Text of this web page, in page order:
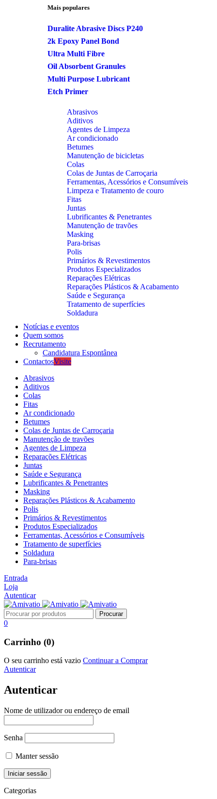
Mais populares
Duralite Abrasive Discs P240
2k Epoxy Panel Bond
Ultra Multi Fibre
Oil Absorbent Granules
Multi Purpose Lubricant
Etch Primer
Abrasivos
Aditivos
Agentes de Limpeza
Ar condicionado
Betumes
Manutenção de bicicletas
Colas
Colas de Juntas de Carroçaria
Ferramentas, Acessórios e Consumíveis
Limpeza e Tratamento de couro
Fitas
Juntas
Lubrificantes & Penetrantes
Manutenção de travões
Masking
Para-brisas
Polis
Primários & Revestimentos
Produtos Especializados
Reparações Elétricas
Reparações Plásticos & Acabamento
Saúde e Segurança
Tratamento de superfícies
Soldadura
Notícias e eventos
Quem somos
Recrutamento
Candidatura Espontânea
ContactosVisite
Abrasivos
Aditivos
Colas
Fitas
Ar condicionado
Betumes
Colas de Juntas de Carroçaria
Manutenção de travões
Agentes de Limpeza
Reparações Elétricas
Juntas
Saúde e Segurança
Lubrificantes & Penetrantes
Masking
Reparações Plásticos & Acabamento
Polis
Primários & Revestimentos
Produtos Especializados
Ferramentas, Acessórios e Consumíveis
Tratamento de superfícies
Soldadura
Para-brisas
Entrada
Loja
Autenticar
0
Carrinho (0)
O seu carrinho está vazio Continuar a Comprar
Autenticar
Autenticar
Nome de utilizador ou endereço de email
Senha
Manter sessão
Categorias